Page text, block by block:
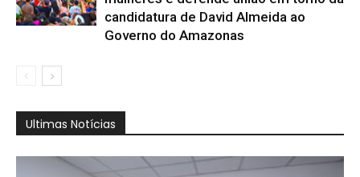
candidatura de David Almeida ao
Governo do Amazonas
Ultimas Notícias